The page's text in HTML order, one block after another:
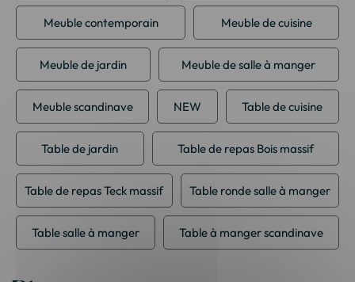
Meuble contemporain Meuble de cuisine
Meuble de jardin Meuble de salle à manger
Meuble scandinave NEW Table de cuisine
Table de jardin Table de repas Bois massif
Table de repas Teck massif Table ronde salle à manger
Table salle à manger Table à manger scandinave